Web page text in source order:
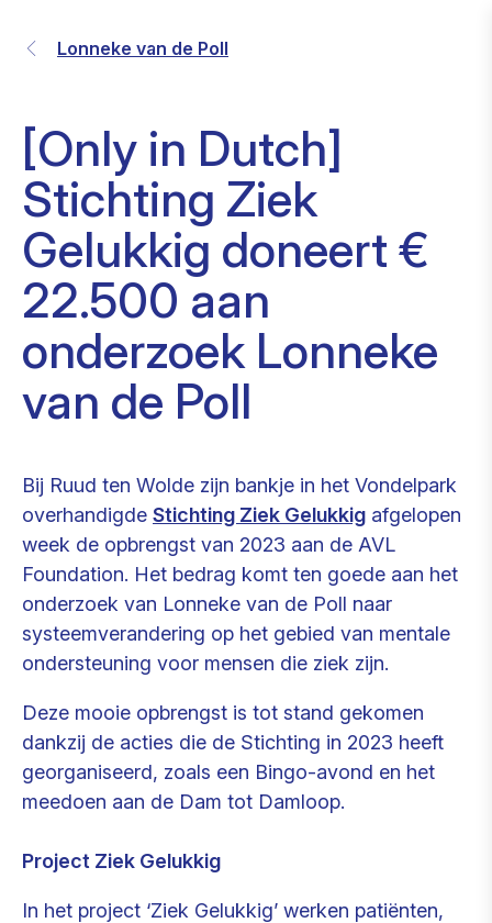
Lonneke van de Poll
[Only in Dutch]
Stichting Ziek
Gelukkig doneert €
22.500 aan
onderzoek Lonneke
van de Poll
Bij Ruud ten Wolde zijn bankje in het Vondelpark
overhandigde Stichting Ziek Gelukkig afgelopen
week de opbrengst van 2023 aan de AVL
Foundation. Het bedrag komt ten goede aan het
onderzoek van Lonneke van de Poll naar
systeemverandering op het gebied van mentale
ondersteuning voor mensen die ziek zijn.
Deze mooie opbrengst is tot stand gekomen
dankzij de acties die de Stichting in 2023 heeft
georganiseerd, zoals een Bingo-avond en het
meedoen aan de Dam tot Damloop.
Project Ziek Gelukkig
In het project ‘Ziek Gelukkig’ werken patiënten,